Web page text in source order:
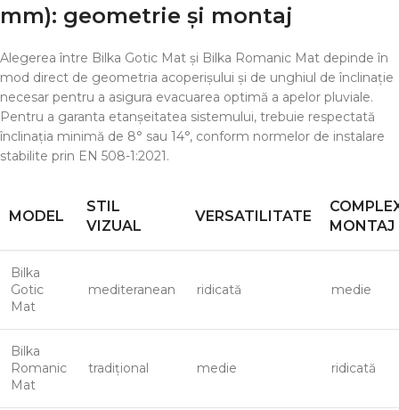
mm): geometrie și montaj
Alegerea între Bilka Gotic Mat și Bilka Romanic Mat depinde în
mod direct de geometria acoperișului și de unghiul de înclinație
necesar pentru a asigura evacuarea optimă a apelor pluviale.
Pentru a garanta etanșeitatea sistemului, trebuie respectată
înclinația minimă de 8° sau 14°, conform normelor de instalare
stabilite prin EN 508-1:2021.
MODEL
STIL
VIZUAL
VERSATILITATE
MONTAJ
Bilka
Gotic
Mat
mediteranean ridicată medie
Bilka
Romanic
Mat
tradițional medie ridicată